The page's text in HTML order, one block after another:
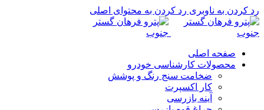
رد کردن به ناوبری رد کردن به محتوای اصلی
صفحه اصلی
محصولات کارشناسی خودرو
ضخامت سنج رنگ و پوشش
کار اکسپرت
آینه بازرسی